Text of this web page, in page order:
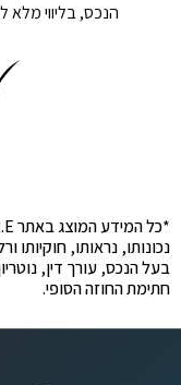
הנכס, בליווי
נכונותו, נראותו, חוקיותו
בעל הנכס, עורך דין,
חתימת החוזה הסופי.